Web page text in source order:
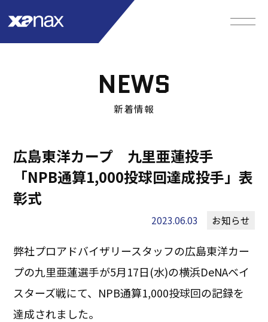
NEWS
新着情報
広島東洋カープ 九里亜蓮投手
「NPB通算1,000投球回達成投手」表
彰式
2023.06.03 お知らせ
弊社プロアドバイザリースタッフの広島東洋カー
プの九里亜蓮選手が5月17日(水)の横浜DeNAベイ
スターズ戦にて、NPB通算1,000投球回の記録を
達成されました。